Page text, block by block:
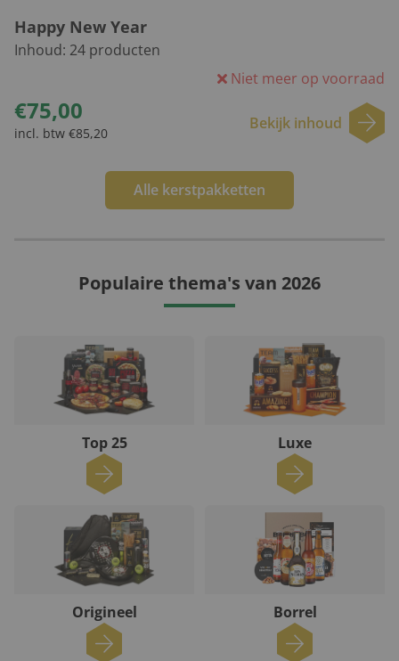
Happy New Year
Inhoud: 24 producten
Niet meer op voorraad
€75,00
incl. btw €85,20
Bekijk inhoud
Alle kerstpakketten
Populaire thema's van 2026
Top 25 Luxe
Origineel Borrel